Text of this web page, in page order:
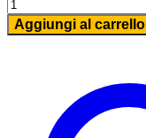
di
Udine
Aggiungi al carrello